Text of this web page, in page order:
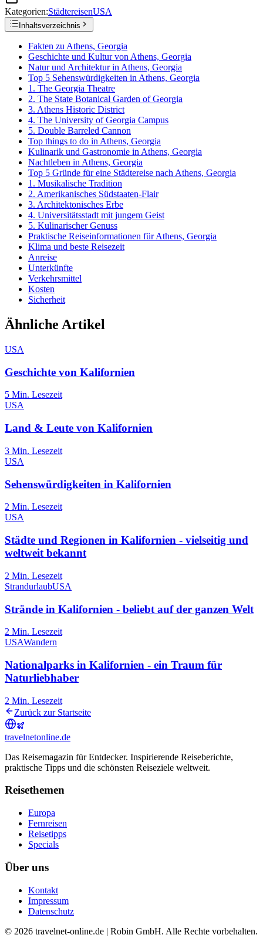
Kategorien:StädtereisenUSA
Inhaltsverzeichnis
Fakten zu Athens, Georgia
Geschichte und Kultur von Athens, Georgia
Natur und Architektur in Athens, Georgia
Top 5 Sehenswürdigkeiten in Athens, Georgia
1. The Georgia Theatre
2. The State Botanical Garden of Georgia
3. Athens Historic District
4. The University of Georgia Campus
5. Double Barreled Cannon
Top things to do in Athens, Georgia
Kulinarik und Gastronomie in Athens, Georgia
Nachtleben in Athens, Georgia
Top 5 Gründe für eine Städtereise nach Athens, Georgia
1. Musikalische Tradition
2. Amerikanisches Südstaaten-Flair
3. Architektonisches Erbe
4. Universitätsstadt mit jungem Geist
5. Kulinarischer Genuss
Praktische Reiseinformationen für Athens, Georgia
Klima und beste Reisezeit
Anreise
Unterkünfte
Verkehrsmittel
Kosten
Sicherheit
Ähnliche Artikel
USA
Geschichte von Kalifornien
5 Min. Lesezeit
USA
Land & Leute von Kalifornien
3 Min. Lesezeit
USA
Sehenswürdigkeiten in Kalifornien
2 Min. Lesezeit
USA
Städte und Regionen in Kalifornien - vielseitig und
weltweit bekannt
2 Min. Lesezeit
StrandurlaubUSA
Strände in Kalifornien - beliebt auf der ganzen Welt
2 Min. Lesezeit
USAWandern
Nationalparks in Kalifornien - ein Traum für
Naturliebhaber
2 Min. Lesezeit
Zurück zur Startseite
travelnetonline.de
Das Reisemagazin für Entdecker. Inspirierende Reiseberichte,
praktische Tipps und die schönsten Reiseziele weltweit.
Reisethemen
Europa
Fernreisen
Reisetipps
Specials
Über uns
Kontakt
Impressum
Datenschutz
© 2026 travelnet-online.de | Robin GmbH. Alle Rechte vorbehalten.